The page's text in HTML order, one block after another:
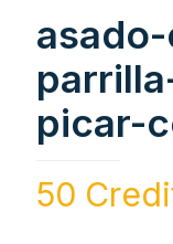
picar-
50